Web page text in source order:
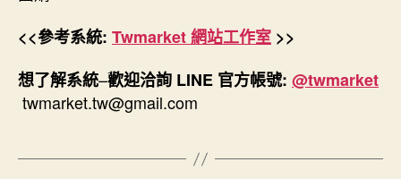
<<參考系統: Twmarket 網站工作室 >>
想了解系統–歡迎洽詢 LINE 官方帳號: @twmarket
twmarket.tw@gmail.com